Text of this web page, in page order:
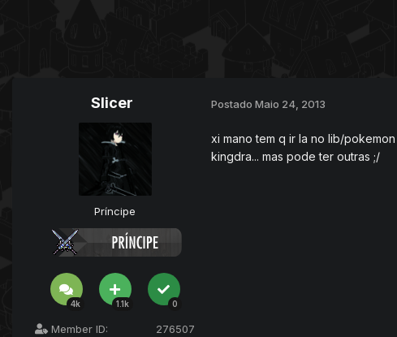
Slicer
Príncipe
4k 1.1k 0
Member ID:
276507
Postado Maio 24, 2013
xi mano tem q ir la no lib/
kingdra... mas pode ter outras ;/